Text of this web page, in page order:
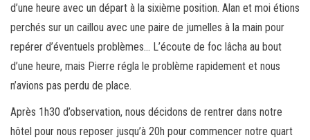
d’une heure avec un départ à la sixième position. Alan et moi étions
perchés sur un caillou avec une paire de jumelles à la main pour
repérer d’éventuels problèmes… L’écoute de foc lâcha au bout
d’une heure, mais Pierre régla le problème rapidement et nous
n’avions pas perdu de place.
Après 1h30 d’observation, nous décidons de rentrer dans notre
hôtel pour nous reposer jusqu’à 20h pour commencer notre quart